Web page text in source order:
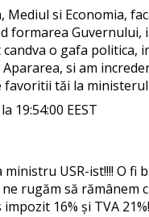
Mediul si Economia,
formarea Guvernului,
o gafa politica,
si am
favoritii tăi la
19:54:00 EEST
ministru USR-ist!!!! O fi
rugăm să rămânem
impozit 16% și TVA